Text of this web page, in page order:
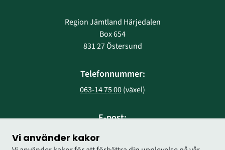
Vi använder kakor
Region Jämtland Härjedalen
Box 654
831 27 Östersund
Telefonnummer:
063-14 75 00 (växel)
E-post:
region@regionjh.se